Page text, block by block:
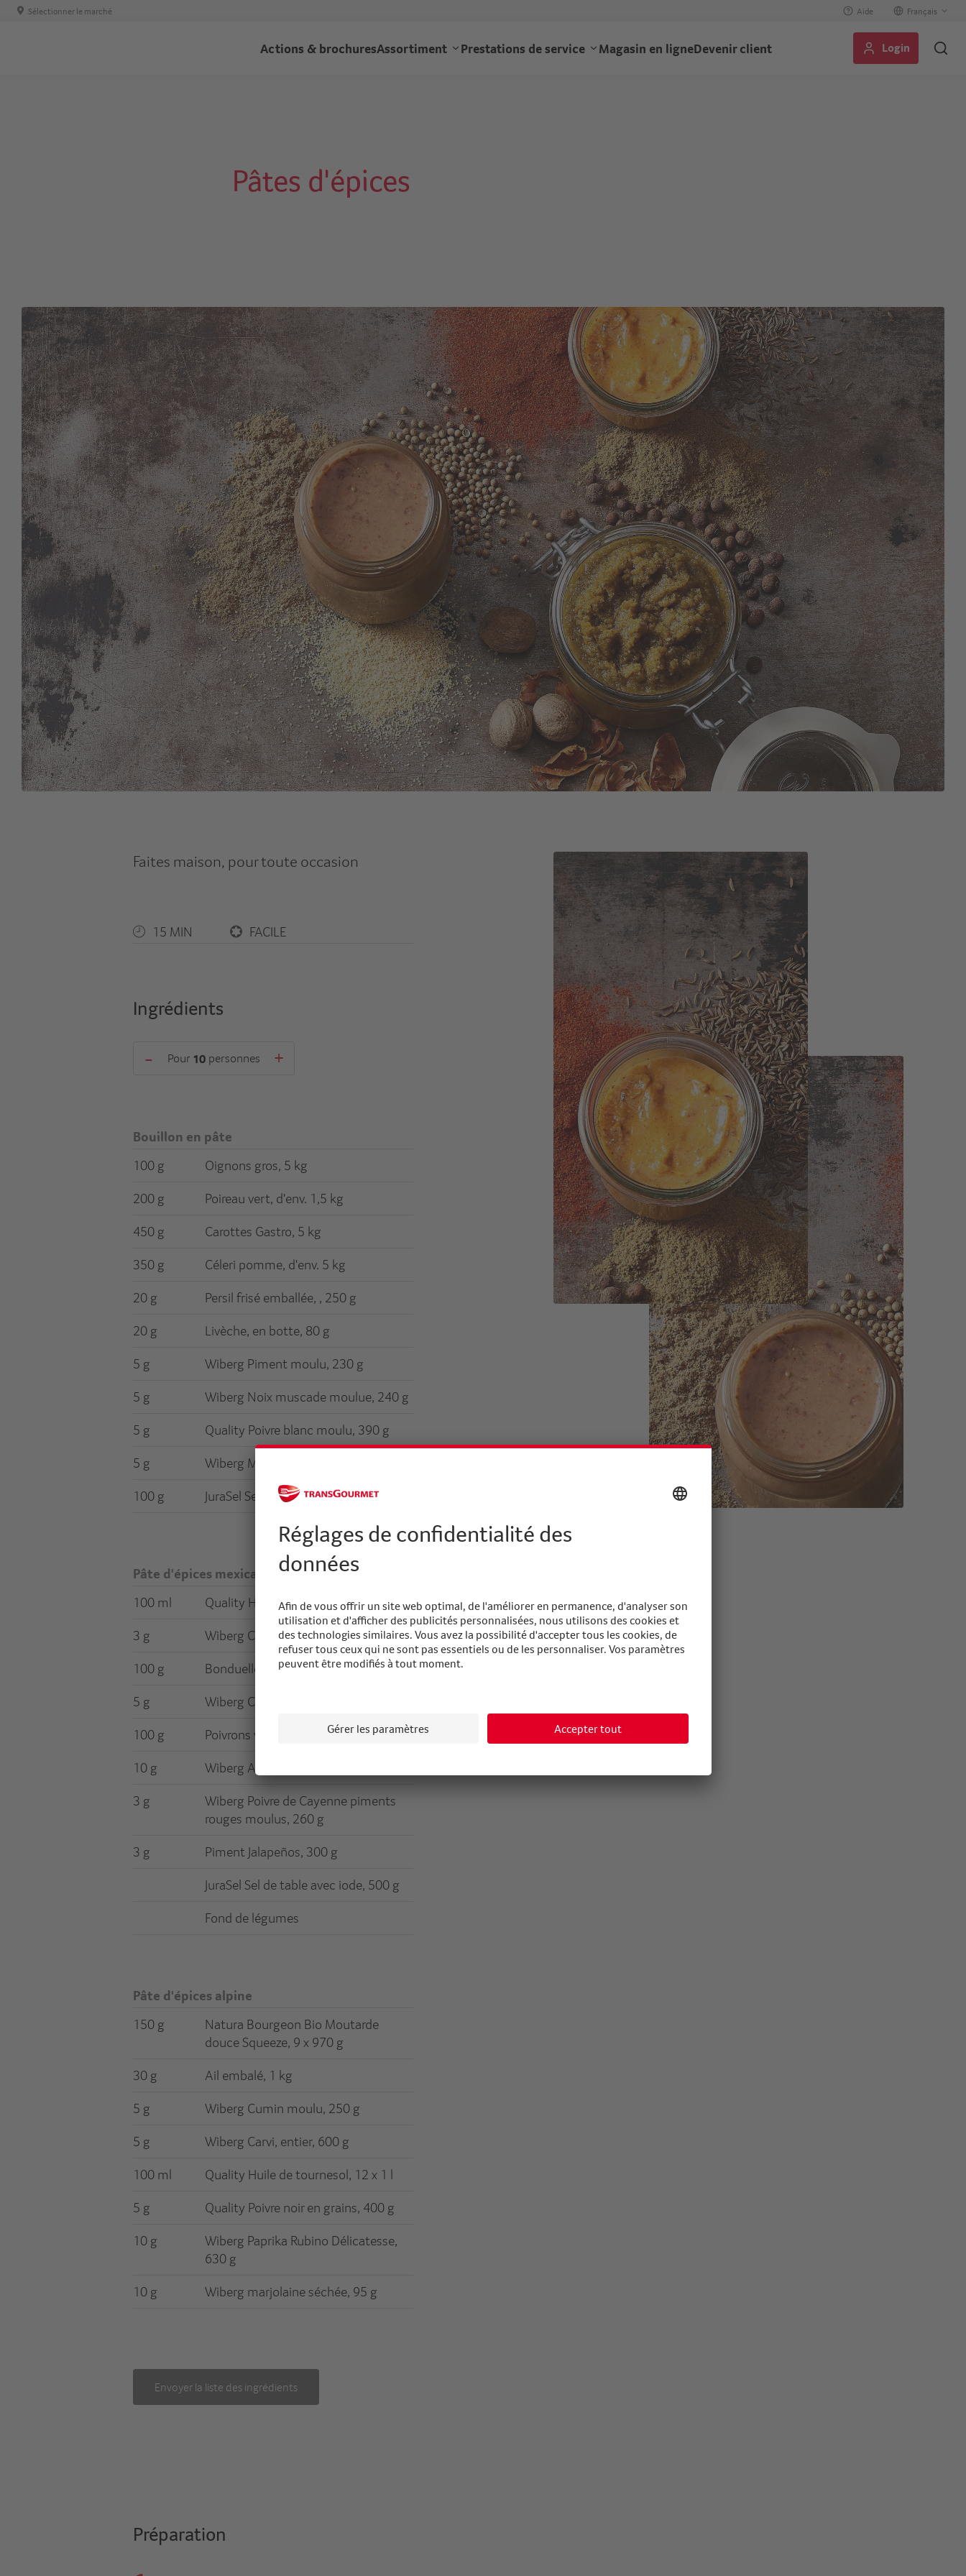
principal
Sélectionner le marché Aide
Select
your
language
Transgourmet
Actions & brochuresAssortiment Prestations de service Magasin en ligneDevenir client Login
Pâtes d'épices
Faites maison, pour toute occasion
15 MIN FACILE
Ingrédients
- Pour personnes +
Bouillon en pâte
100 g Oignons gros, 5 kg
200 g Poireau vert, d'env. 1,5 kg
450 g Carottes Gastro, 5 kg
350 g Céleri pomme, d'env. 5 kg
20 g Persil frisé emballée, , 250 g
20 g Livèche, en botte, 80 g
5 g Wiberg Piment moulu, 230 g
5 g Wiberg Noix muscade moulue, 240 g
5 g Quality Poivre blanc moulu, 390 g
5 g Wiberg Macis moulu
100 g JuraSel Sel de table avec iode, 500 g
Pâte d'épices mexicaine
100 ml Quality Huile de tournesol, 12 x 1 l
3 g Wiberg Coriandre en grains, 160 g
100 g Bonduelle Haricots kidney, 6 x 800 g
5 g Wiberg Cumin moulu, 250 g
100 g Poivrons verts, import, 5 kg
10 g Wiberg Ail en poudre, 580 g
3 g
Wiberg Poivre de Cayenne piments
rouges moulus, 260 g
3 g Piment Jalapeños, 300 g
JuraSel Sel de table avec iode, 500 g
Fond de légumes
Pâte d'épices alpine
150 g
Natura Bourgeon Bio Moutarde
douce Squeeze, 9 x 970 g
30 g Ail embalé, 1 kg
5 g Wiberg Cumin moulu, 250 g
5 g Wiberg Carvi, entier, 600 g
100 ml Quality Huile de tournesol, 12 x 1 l
5 g Quality Poivre noir en grains, 400 g
10 g
Wiberg Paprika Rubino Délicatesse,
630 g
10 g Wiberg marjolaine séchée, 95 g
Envoyer la liste des ingrédients
Préparation